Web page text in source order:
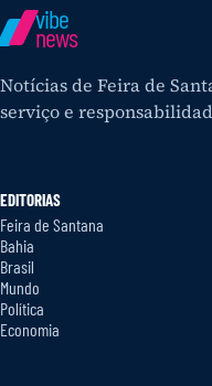
vibe
news
Notícias de Feira de
serviço e
EDITORIAS
Feira de Santana
Bahia
Brasil
Mundo
Política
Economia